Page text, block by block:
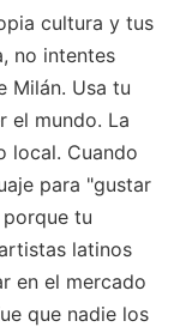
cultura y tus
no intentes
Milán. Usa tu
el mundo. La
local. Cuando
para "gustar
tu
latinos
en el mercado
que nadie los